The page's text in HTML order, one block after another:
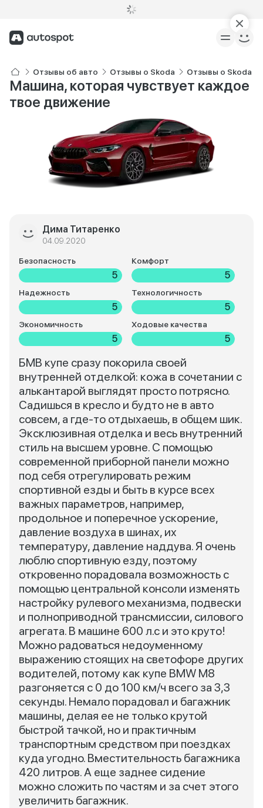
Отзывы об авто Отзывы о Skoda Отзывы о Skoda
Машина, которая чувствует каждое
твое движение
Дима Титаренко
04.09.2020
Безопасность
5
Комфорт
5
Надежность
5
Технологичность
5
Экономичность
5
Ходовые качества
5
БМВ купе сразу покорила своей
внутренней отделкой: кожа в сочетании с
алькантарой выглядят просто потрясно.
Садишься в кресло и будто не в авто
совсем, а где-то отдыхаешь, в общем шик.
Эксклюзивная отделка и весь внутренний
стиль на высшем уровне. С помощью
современной приборной панели можно
под себя отрегулировать режим
спортивной езды и быть в курсе всех
важных параметров, например,
продольное и поперечное ускорение,
давление воздуха в шинах, их
температуру, давление наддува. Я очень
люблю спортивную езду, поэтому
откровенно порадовала возможность с
помощью центральной консоли изменять
настройку рулевого механизма, подвески
и полноприводной трансмиссии, силового
агрегата. В машине 600 л.с и это круто!
Можно радоваться недоуменному
выражению стоящих на светофоре других
водителей, потому как купе BMW M8
разгоняется с 0 до 100 км/ч всего за 3,3
секунды. Немало порадовал и багажник
машины, делая ее не только крутой
быстрой тачкой, но и практичным
транспортным средством при поездках
куда угодно. Вместительность багажника
420 литров. А еще заднее сидение
можно сложить по частям и за счет этого
увеличить багажник.